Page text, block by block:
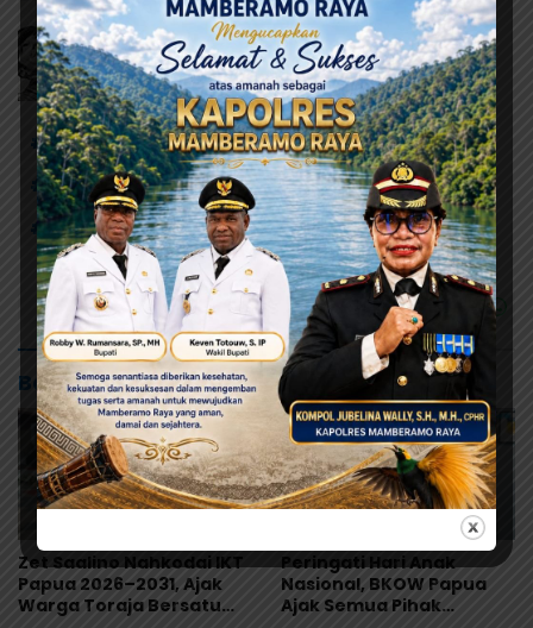
# 170 tahun HPI # GOR Toware
# GPdI
# Ibadah Syukur
# Majelis Daerah (MD)
# Peringatan Hari Pekabaran Injil
Baca Juga
Zet Saalino Nahkodai IKT
Papua 2026–2031, Ajak
Warga Toraja Bersatu
Peringati Hari Anak
Nasional, BKOW Papua
Ajak Semua Pihak